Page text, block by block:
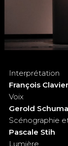
Interprétation
François Clavier
Voix
Gerold
Scénographie
Pascale Stih
Lumière